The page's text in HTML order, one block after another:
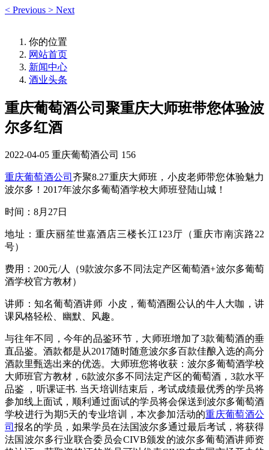
< Previous > Next
你的位置
网站首页
新闻中心
酒业头条
重庆葡萄酒公司聚重庆大师班带您体验波
尔多红酒
2022-04-05 重庆葡萄酒公司 156
重庆葡萄酒公司齐聚8.27重庆大师班，小皮老师带您体验魅力
波尔多！2017年波尔多葡萄酒学校大师班登陆山城！
时间：8月27日
地址：重庆丽笙世嘉酒店三楼长江123厅（重庆市南滨路22
号）
费用：200元/人（9款波尔多不同法定产区葡萄酒+波尔多葡萄
酒学校官方教材）
讲师：知名葡萄酒讲师 小皮，葡萄酒圈公认的牛人大咖，讲
课风格轻松、幽默、风趣。
与往年不同，今年的品鉴环节，大师班增加了3款葡萄酒的垂
直品鉴。酒款都是从2017随时随意波尔多百款佳酿入选的高分
酒款里甄选出来的优选。大师班您将收获：波尔多葡萄酒学校
大师班官方教材，6款波尔多不同法定产区的葡萄酒，3款水平
品鉴 ，听课证书. 当天培训结束后，考试成绩最优秀的学员将
参加线上面试，顺利通过面试的学员将会保送到波尔多葡萄酒
学校进行为期5天的专业培训，本次参加活动的重庆葡萄酒公
司 报名的学员，如果学员在法国波尔多通过最后考试，将获得
法国波尔多行业联合委员会CIVB颁发的波尔多葡萄酒讲师资